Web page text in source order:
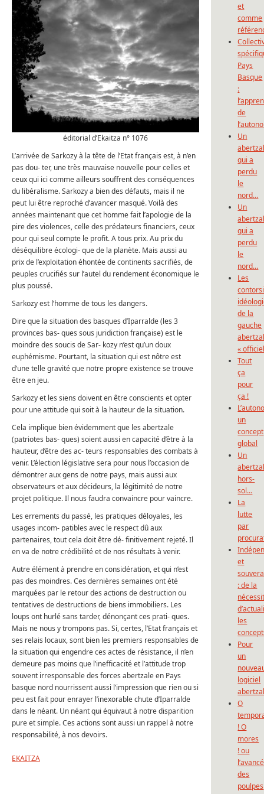
éditorial d’Ekaitza n° 1076
L’arrivée de Sarkozy à la tête de l’Etat français est, à n’en
pas dou- ter, une très mauvaise nouvelle pour celles et
ceux qui ici comme ailleurs souffrent des conséquences
du libéralisme. Sarkozy a bien des défauts, mais il ne
peut lui être reproché d’avancer masqué. Voilà des
années maintenant que cet homme fait l’apologie de la
pire des violences, celle des prédateurs financiers, ceux
pour qui seul compte le profit. A tous prix. Au prix du
déséquilibre écologi- que de la planète. Mais aussi au
prix de l’exploitation éhontée de continents sacrifiés, de
peuples crucifiés sur l’autel du rendement économique le
plus poussé.
Sarkozy est l’homme de tous les dangers.
Dire que la situation des basques d’Iparralde (les 3
provinces bas- ques sous juridiction française) est le
moindre des soucis de Sar- kozy n’est qu’un doux
euphémisme. Pourtant, la situation qui est nôtre est
d’une telle gravité que notre propre existence se trouve
être en jeu.
Sarkozy et les siens doivent en être conscients et opter
pour une attitude qui soit à la hauteur de la situation.
Cela implique bien évidemment que les abertzale
(patriotes bas- ques) soient aussi en capacité d’être à la
hauteur, d’être des ac- teurs responsables des combats à
venir. L’élection législative sera pour nous l’occasion de
démontrer aux gens de notre pays, mais aussi aux
observateurs et aux décideurs, la légitimité de notre
projet politique. Il nous faudra convaincre pour vaincre.
Les errements du passé, les pratiques déloyales, les
usages incom- patibles avec le respect dû aux
partenaires, tout cela doit être dé- finitivement rejeté. Il
en va de notre crédibilité et de nos résultats à venir.
Autre élément à prendre en considération, et qui n’est
pas des moindres. Ces dernières semaines ont été
marquées par le retour des actions de destruction ou
tentatives de destructions de biens immobiliers. Les
loups ont hurlé sans tarder, dénonçant ces prati- ques.
Mais ne nous y trompons pas. Si, certes, l’Etat français et
ses relais locaux, sont bien les premiers responsables de
la situation qui engendre ces actes de résistance, il n’en
demeure pas moins que l’inefficacité et l’attitude trop
souvent irresponsable des forces abertzale en Pays
basque nord nourrissent aussi l’impression que rien ou si
peu est fait pour enrayer l’inexorable chute d’Iparralde
dans le néant. Un néant qui équivaut à notre disparition
pure et simple. Ces actions sont aussi un rappel à notre
responsabilité, à nos devoirs.
EKAITZA
et
comme
Pays
Basque
:
de
Un
qui a
perdu
le
nord…
Un
qui a
perdu
le
nord…
Les
de la
gauche
«
Tout
ça
pour
ça !
un
concept
global
Un
hors-
sol…
La
lutte
par
et
: de la
les
Pour
un
logiciel
O
! O
mores
! ou
des
poulpes